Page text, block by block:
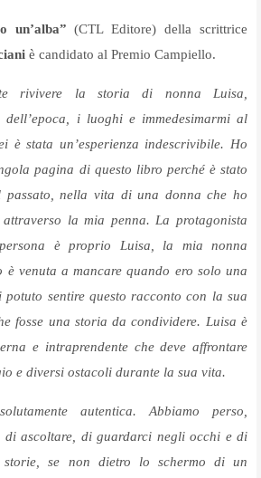
un’alba” (CTL Editore) della scrittrice
è candidato al Premio Campiello.
rivivere la storia di nonna Luisa,
i luoghi e immedesimarmi al
è stata un’esperienza indescrivibile. Ho
pagina di questo libro perché è stato
passato, nella vita di una donna che ho
la mia penna. La protagonista
è proprio Luisa, la mia nonna
è venuta a mancare quando ero solo una
sentire questo racconto con la sua
fosse una storia da condividere. Luisa è
e intraprendente che deve affrontare
e diversi ostacoli durante la sua vita.
autentica. Abbiamo perso,
ascoltare, di guardarci negli occhi e di
storie, se non dietro lo schermo di un